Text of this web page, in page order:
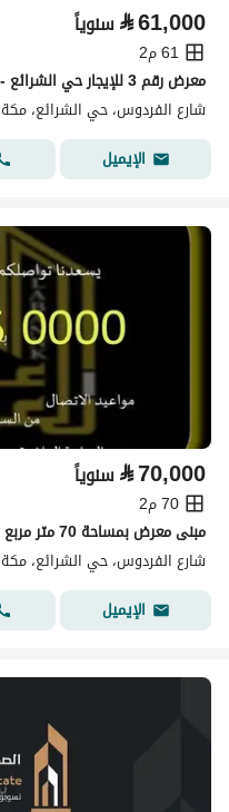
⃁61,000 سنوياً
61 م2
معرض رقم 3 للإيجار حي الشرائع - مكة المكرمة
شارع الفردوس، حي الشرائع، مكة
الإيميل
⃁70,000 سنوياً
70 م2
مبنى معرض بمساحة 70 متر مربع للإيجار في العشيرية، مكة
شارع الفردوس، حي الشرائع، مكة
الإيميل